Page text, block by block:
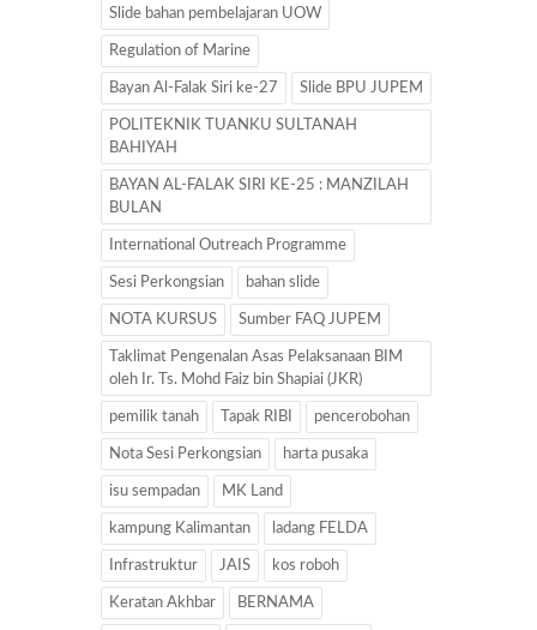
Slide bahan pembelajaran UOW
Regulation of Marine
Bayan Al-Falak Siri ke-27 Slide BPU JUPEM
POLITEKNIK TUANKU SULTANAH
BAHIYAH
BAYAN AL-FALAK SIRI KE-25 : MANZILAH
BULAN
International Outreach Programme
Sesi Perkongsian bahan slide
NOTA KURSUS Sumber FAQ JUPEM
Taklimat Pengenalan Asas Pelaksanaan BIM
oleh Ir. Ts. Mohd Faiz bin Shapiai (JKR)
pemilik tanah Tapak RIBI pencerobohan
Nota Sesi Perkongsian harta pusaka
isu sempadan MK Land
kampung Kalimantan ladang FELDA
Infrastruktur JAIS kos roboh
Keratan Akhbar BERNAMA